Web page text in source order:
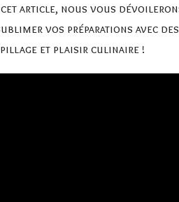
article, nous vous
vos préparations avec
et plaisir culinaire !